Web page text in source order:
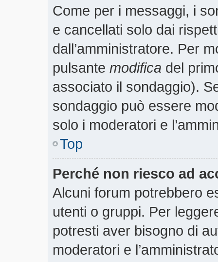
Come per i messaggi, i
e cancellati solo dai
dall’amministratore. Per
pulsante modifica del
associato il sondaggio).
sondaggio può essere
solo i moderatori e
Top
Perché non riesco ad
Alcuni forum potrebbero
utenti o gruppi. Per
potresti aver bisogno di
moderatori e